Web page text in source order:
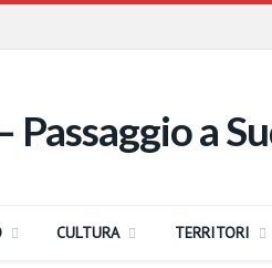
CULTURA TERRITORI